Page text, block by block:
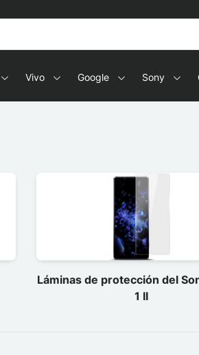
Vivo Google Sony
Láminas de protección del
1 II